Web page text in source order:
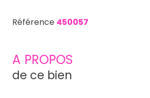
Référence 450057
A PROPOS
de ce bien